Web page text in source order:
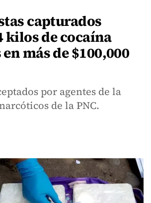
capturados
kilos de cocaína
más de $100,000
por agentes de la
de la PNC.